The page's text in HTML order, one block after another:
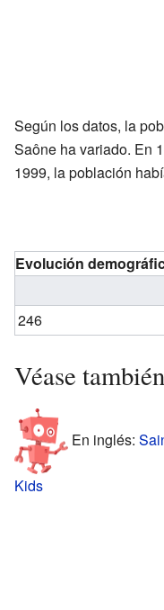
Según los datos, la
Saône ha variado. En
1999, la población
Evolución
246
Véase también
En inglés:
Kids